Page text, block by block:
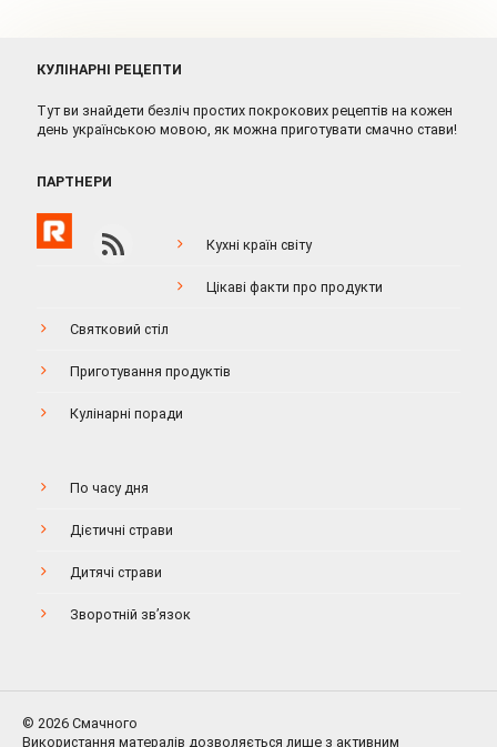
КУЛІНАРНІ РЕЦЕПТИ
Тут ви знайдети безліч простих покрокових рецептів на кожен
день українською мовою, як можна приготувати смачно стави!
ПАРТНЕРИ
Кухні країн світу
Цікаві факти про продукти
Святковий стіл
Приготування продуктів
Кулінарні поради
По часу дня
Дієтичні страви
Дитячі страви
Зворотній зв’язок
© 2026 Смачного
Використання матералів дозволяється лише з активним